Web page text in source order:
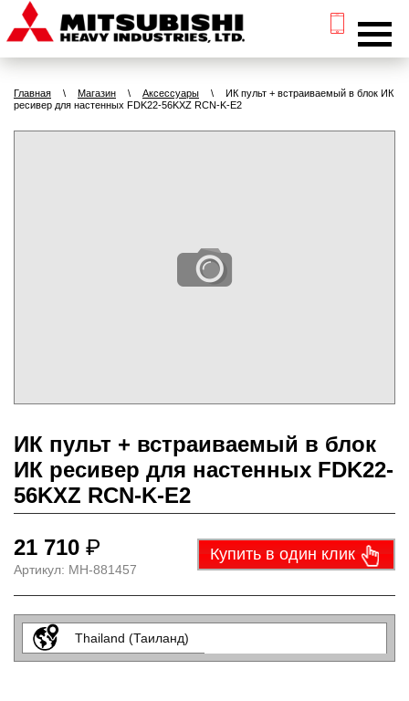
Главная \ Магазин \ Аксессуары \
ИК пульт + встраиваемый в блок ИК
ресивер для настенных FDK22-56KXZ RCN-K-E2
ИК пульт + встраиваемый в блок
ИК ресивер для настенных FDK22-
56KXZ RCN-K-E2
21 710 ₽
Артикул: МН-881457
Купить в один клик
Thailand (Таиланд)